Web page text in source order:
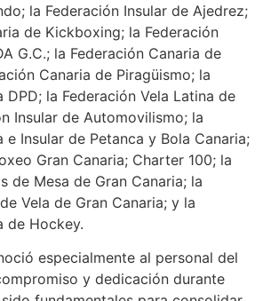
la Federación Insular de Ajedrez;
de Kickboxing; la Federación
G.C.; la Federación Canaria de
Canaria de Piragüismo; la
DPD; la Federación Vela Latina de
Insular de Automovilismo; la
e Insular de Petanca y Bola Canaria;
Gran Canaria; Charter 100; la
de Mesa de Gran Canaria; la
Vela de Gran Canaria; y la
de Hockey.
especialmente al personal del
y dedicación durante